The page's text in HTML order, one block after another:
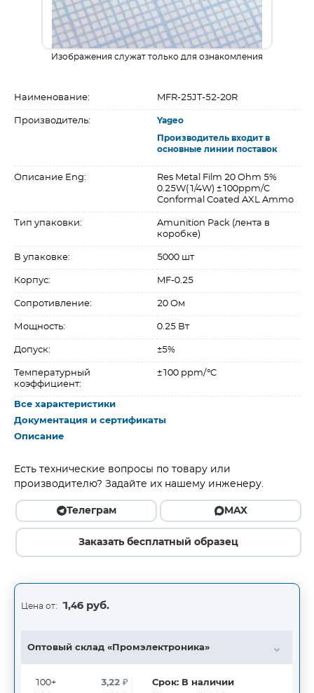
Изображения служат только для ознакомления
Наименование: MFR-25JT-52-20R
Производитель: Yageo
Производитель входит в
основные линии поставок
Описание Eng:
Res Metal Film 20 Ohm 5%
0.25W(1/4W) ±100ppm/C
Conformal Coated AXL Ammo
Тип упаковки:
Amunition Pack (лента в
коробке)
В упаковке: 5000 шт
Корпус: MF-0.25
Сопротивление: 20 Ом
Мощность: 0.25 Вт
Допуск: ±5%
Температурный
коэффициент:
±100 ppm/°C
Все характеристики
Документация и сертификаты
Описание
Есть технические вопросы по товару или
производителю? Задайте их нашему инженеру.
Телеграм MAX
Заказать бесплатный образец
Цена от: 1,46 руб.
Оптовый склад «Промэлектроника»
100+
3,22₽
Срок: В наличии